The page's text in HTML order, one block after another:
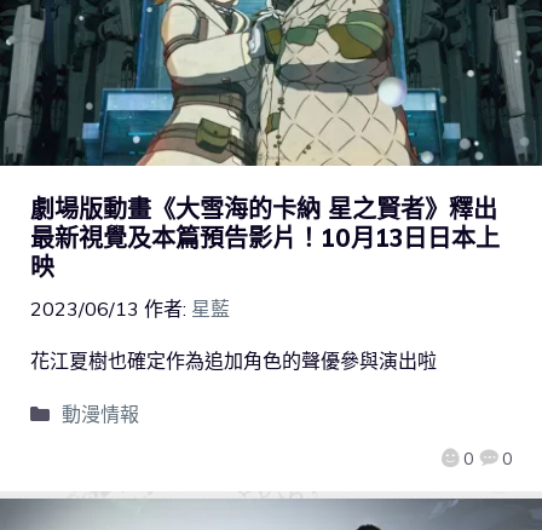
劇場版動畫《大雪海的卡納 星之賢者》釋出
最新視覺及本篇預告影片！10月13日日本上
映
2023/06/13 作者: 星藍
0 0
花江夏樹也確定作為追加角色的聲優參與演出啦
動漫情報